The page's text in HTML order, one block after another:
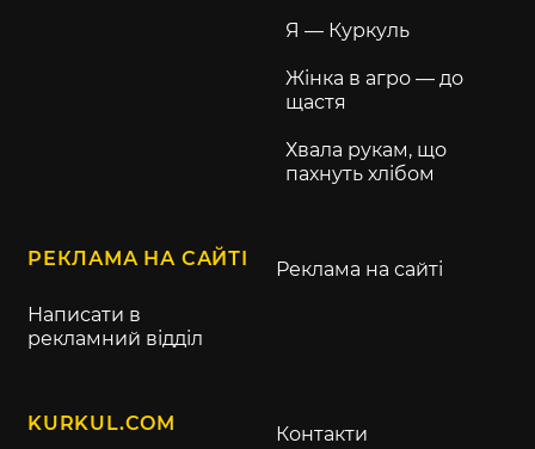
Я — Куркуль
Жінка в агро — до
щастя
Хвала рукам, що
пахнуть хлібом
РЕКЛАМА НА САЙТІ
Написати в
рекламний відділ
Реклама на сайті
KURKUL.COM Контакти